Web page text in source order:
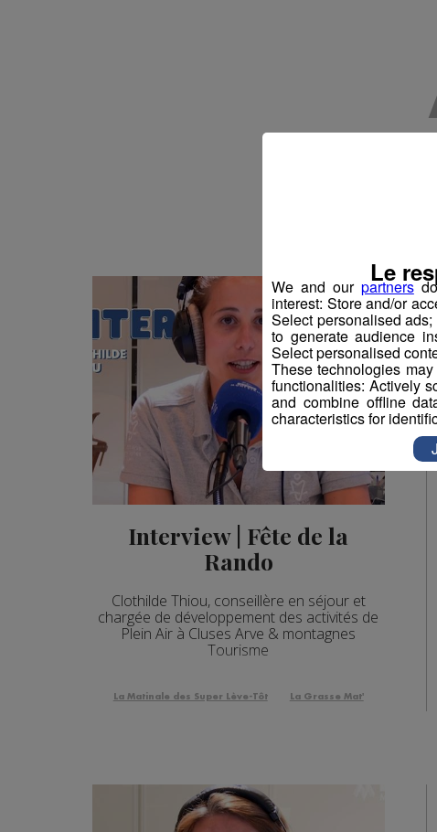
La Grasse mat' du 16/07
Interview | Fête de la
Rando
Clothilde Thiou, conseillère en séjour et
chargée de développement des activités de
Plein Air à Cluses Arve & montagnes
Tourisme
La Matinale des Super Lève-Tôt La Grasse Mat'
We and our partnersdo
interest: Store and/or
Select personalised
to generate audience
Select personalised
These technologies
functionalities: Actively
and combine offline
characteristics for
Le